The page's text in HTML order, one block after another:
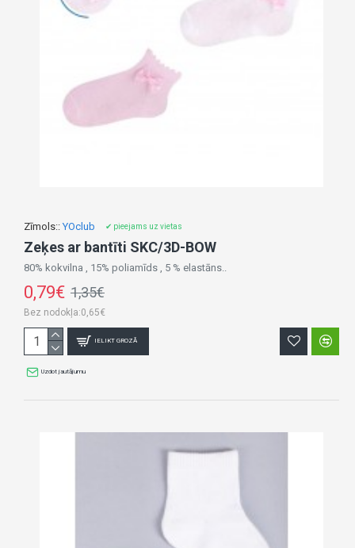
Zīmols:: YOclub ✔ pieejams uz vietas
Zeķes ar bantīti SKC/3D-BOW
80% kokvilna , 15% poliamīds , 5 % elastāns..
0,79€ 1,35€
Bez nodokļa:0,65€
IELIKT GROZĀ
Uzdot jautājumu